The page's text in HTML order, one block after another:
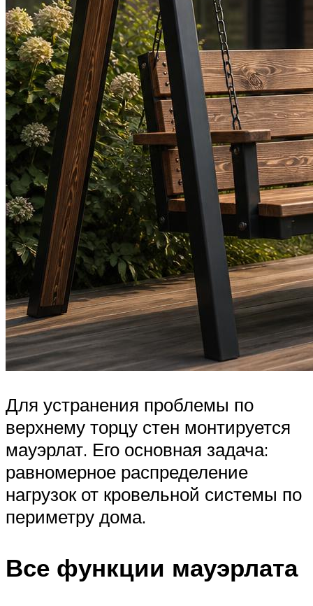
Для устранения проблемы по
верхнему торцу стен монтируется
мауэрлат. Его основная задача:
равномерное распределение
нагрузок от кровельной системы по
периметру дома.
Все функции мауэрлата